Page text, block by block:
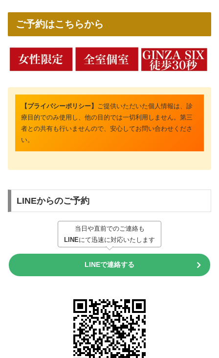
ご予約はこちらから
【プライバシーポリシー】 ご提供いただいた個人情報は、診
療目的でのみ使用し、他の目的では一切利用しません。第三
者との共有も行いませんので、安心してお問い合わせくださ
い。
LINEからのご予約
当日や直前でのご連絡も
LINEにて迅速に対応いたします
LINEで連絡する